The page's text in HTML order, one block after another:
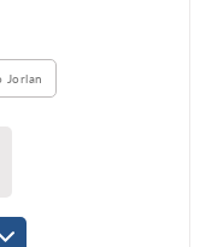
Jorlan